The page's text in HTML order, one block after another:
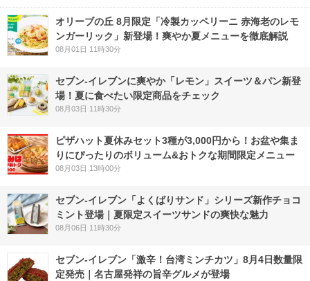
オリーブの丘 8月限定「冷製カッペリーニ 赤海老のレモ
ンガーリック」新登場！爽やか夏メニューを徹底解説
08月01日 11時30分
セブン‐イレブンに爽やか「レモン」スイーツ＆パン新登
場！夏に食べたい限定商品をチェック
08月03日 11時30分
ピザハット夏休みセット3種が3,000円から！お盆や集ま
りにぴったりのボリューム&おトクな期間限定メニュー
08月03日 13時00分
セブン‐イレブン「よくばりサンド」シリーズ新作チョコ
ミント登場｜夏限定スイーツサンドの爽快な魅力
08月06日 11時30分
セブン-イレブン「激辛！台湾ミンチカツ」8月4日数量限
定発売｜名古屋発祥の旨辛グルメが登場